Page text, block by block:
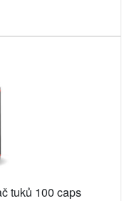
tuků 100 caps